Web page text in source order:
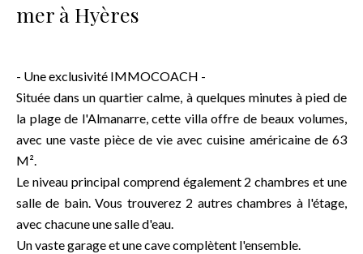
mer à Hyères
- Une exclusivité IMMOCOACH -
Située dans un quartier calme, à quelques minutes à pied de
la plage de l'Almanarre, cette villa offre de beaux volumes,
avec une vaste pièce de vie avec cuisine américaine de 63
M².
Le niveau principal comprend également 2 chambres et une
salle de bain. Vous trouverez 2 autres chambres à l'étage,
avec chacune une salle d'eau.
Un vaste garage et une cave complètent l'ensemble.